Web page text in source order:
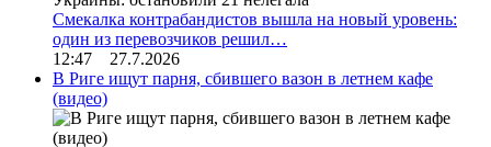
Смекалка контрабандистов вышла на новый уровень:
один из перевозчиков решил…
12:47 27.7.2026
В Риге ищут парня, сбившего вазон в летнем кафе
(видео)